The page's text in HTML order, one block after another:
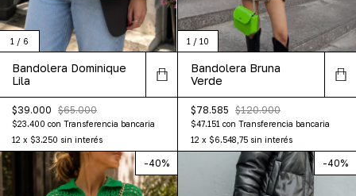
1 / 6
Bandolera Dominique
Lila
$39.000 $65.000
$23.400 con Transferencia bancaria
12 x $3.250 sin interés
1 / 10
Bandolera Bruna
Verde
$78.585 $120.900
$47.151 con Transferencia bancaria
12 x $6.548,75 sin interés
-40% -40%